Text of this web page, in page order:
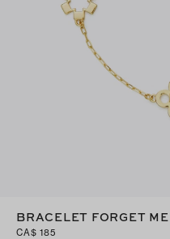
BRACELET FORGET
CA$ 185